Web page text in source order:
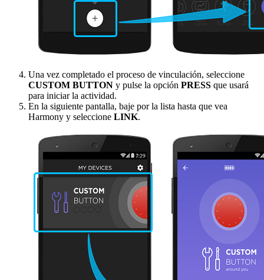
Una vez completado el proceso de vinculación, seleccione
CUSTOM BUTTON y pulse la opción PRESS que usará
para iniciar la actividad.
En la siguiente pantalla, baje por la lista hasta que vea
Harmony y seleccione LINK.